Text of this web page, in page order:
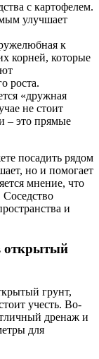
с картофелем.
улучшает
к
корней, которые
роста.
«дружная
не стоит
– это прямые
посадить рядом
но и помогает
мнение, что
Соседство
и
открытый
грунт,
учесть. Во-
дренаж и
для